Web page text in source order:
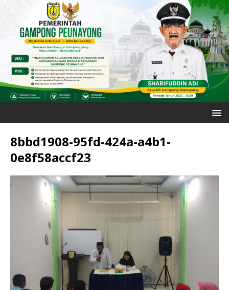
8bbd1908-95fd-424a-a4b1-
0e8f58accf23